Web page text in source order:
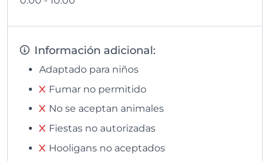
Información adicional:
Adaptado para niños
Fumar no permitido
No se aceptan animales
Fiestas no autorizadas
Hooligans no aceptados